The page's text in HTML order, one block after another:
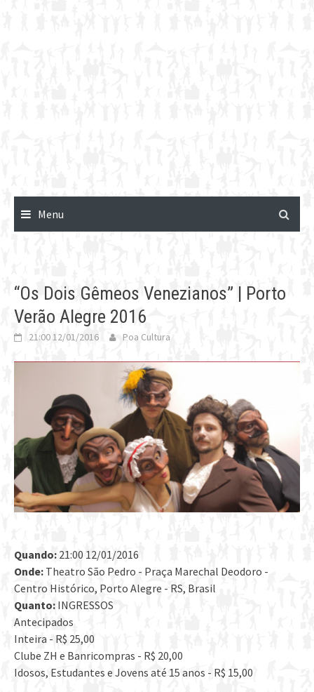
Menu
“Os Dois Gêmeos Venezianos” | Porto
Verão Alegre 2016
21:00 12/01/2016 Poa Cultura
Quando: 21:00 12/01/2016
Onde: Theatro São Pedro - Praça Marechal Deodoro -
Centro Histórico, Porto Alegre - RS, Brasil
Quanto: INGRESSOS
Antecipados
Inteira - R$ 25,00
Clube ZH e Banricompras - R$ 20,00
Idosos, Estudantes e Jovens até 15 anos - R$ 15,00